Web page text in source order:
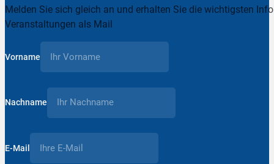
Melden Sie sich gleich an und erhalten Sie die wichtigsten
Veranstaltungen als Mail
Vorname
Nachname
E-Mail